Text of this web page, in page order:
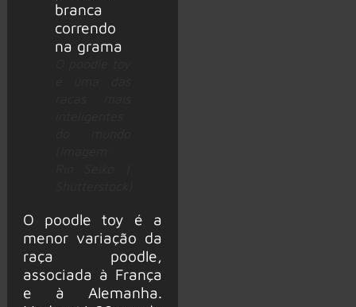
O poodle toy é a
menor variação da
raça poodle,
associada à França
e à Alemanha.